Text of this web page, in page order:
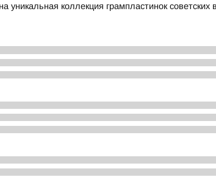
уникальная коллекция грампластинок советских